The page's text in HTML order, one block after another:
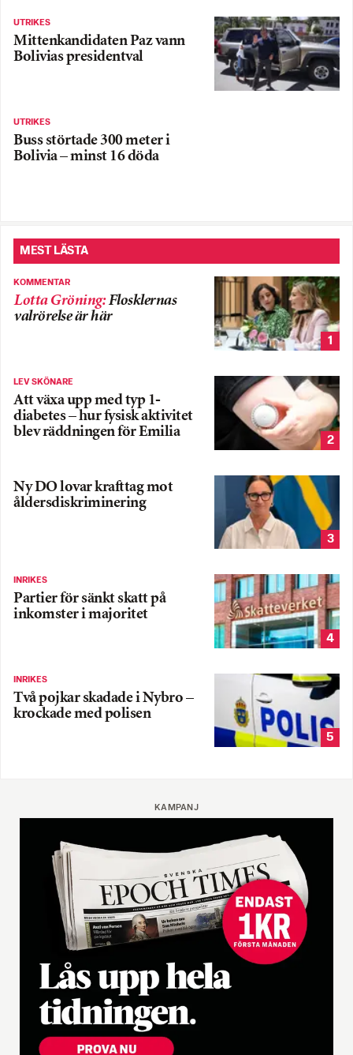
UTRIKES
Mittenkandidaten Paz vann
Bolivias presidentval
UTRIKES
Buss störtade 300 meter i
Bolivia – minst 16 döda
MEST LÄSTA
KOMMENTAR
Lotta Gröning:Flosklernas
valrörelse är här
1
LEV SKÖNARE
Att växa upp med typ 1-
diabetes – hur fysisk aktivitet
blev räddningen för Emilia
2
Ny DO lovar krafttag mot
åldersdiskriminering
3
INRIKES
Partier för sänkt skatt på
inkomster i majoritet
4
INRIKES
Två pojkar skadade i Nybro –
krockade med polisen
5
KAMPANJ